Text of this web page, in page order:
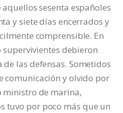
sesenta españoles
y siete días encerrados y
comprensible. En
supervivientes debieron
las defensas. Sometidos
comunicación y olvido por
ministro de marina,
tuvo por poco más que un